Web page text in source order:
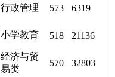
行政管理 573 6319
小学教育 518 21136
经济与贸
易类
570 32803